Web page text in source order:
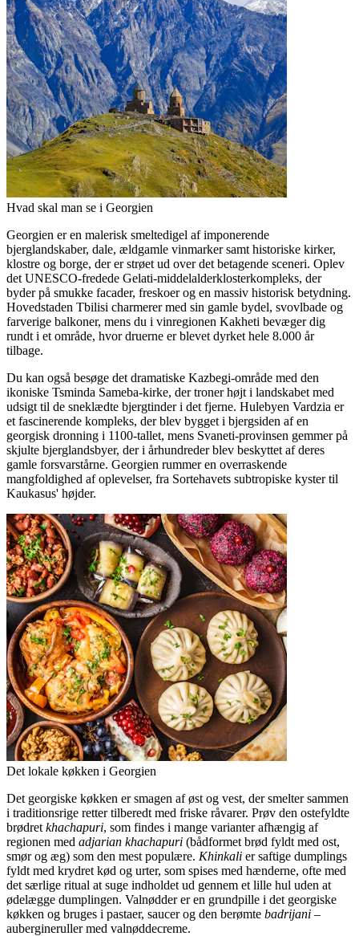
Hvad skal man se i Georgien
Georgien er en malerisk smeltedigel af imponerende
bjerglandskaber, dale, ældgamle vinmarker samt historiske kirker,
klostre og borge, der er strøet ud over det betagende sceneri. Oplev
det UNESCO-fredede Gelati-middelalderklosterkompleks, der
byder på smukke facader, freskoer og en massiv historisk betydning.
Hovedstaden Tbilisi charmerer med sin gamle bydel, svovlbade og
farverige balkoner, mens du i vinregionen Kakheti bevæger dig
rundt i et område, hvor druerne er blevet dyrket hele 8.000 år
tilbage.
Du kan også besøge det dramatiske Kazbegi-område med den
ikoniske Tsminda Sameba-kirke, der troner højt i landskabet med
udsigt til de sneklædte bjergtinder i det fjerne. Hulebyen Vardzia er
et fascinerende kompleks, der blev bygget i bjergsiden af en
georgisk dronning i 1100-tallet, mens Svaneti-provinsen gemmer på
skjulte bjerglandsbyer, der i århundreder blev beskyttet af deres
gamle forsvarstårne. Georgien rummer en overraskende
mangfoldighed af oplevelser, fra Sortehavets subtropiske kyster til
Kaukasus' højder.
Det lokale køkken i Georgien
Det georgiske køkken er smagen af øst og vest, der smelter sammen
i traditionsrige retter tilberedt med friske råvarer. Prøv den ostefyldte
brødret khachapuri, som findes i mange varianter afhængig af
regionen med adjarian khachapuri (bådformet brød fyldt med ost,
smør og æg) som den mest populære. Khinkali er saftige dumplings
fyldt med krydret kød og urter, som spises med hænderne, ofte med
det særlige ritual at suge indholdet ud gennem et lille hul uden at
ødelægge dumplingen. Valnødder er en grundpille i det georgiske
køkken og bruges i pastaer, saucer og den berømte badrijani –
aubergineruller med valnøddecreme.